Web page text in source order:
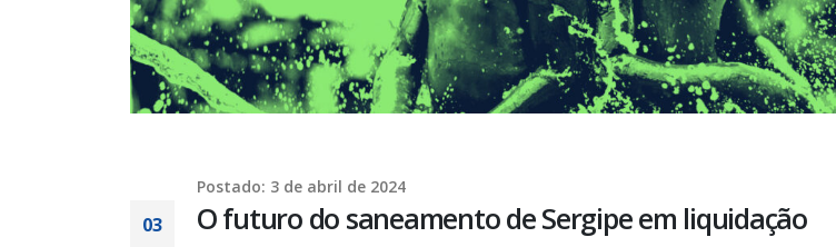
Postado: 3 de abril de 2024
03 O futuro do saneamento de Sergipe em liquidação